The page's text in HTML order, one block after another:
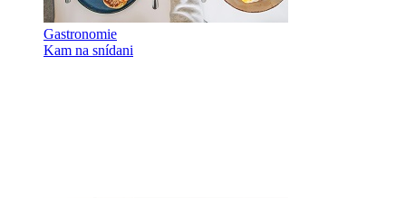
Gastronomie
Kam na snídani